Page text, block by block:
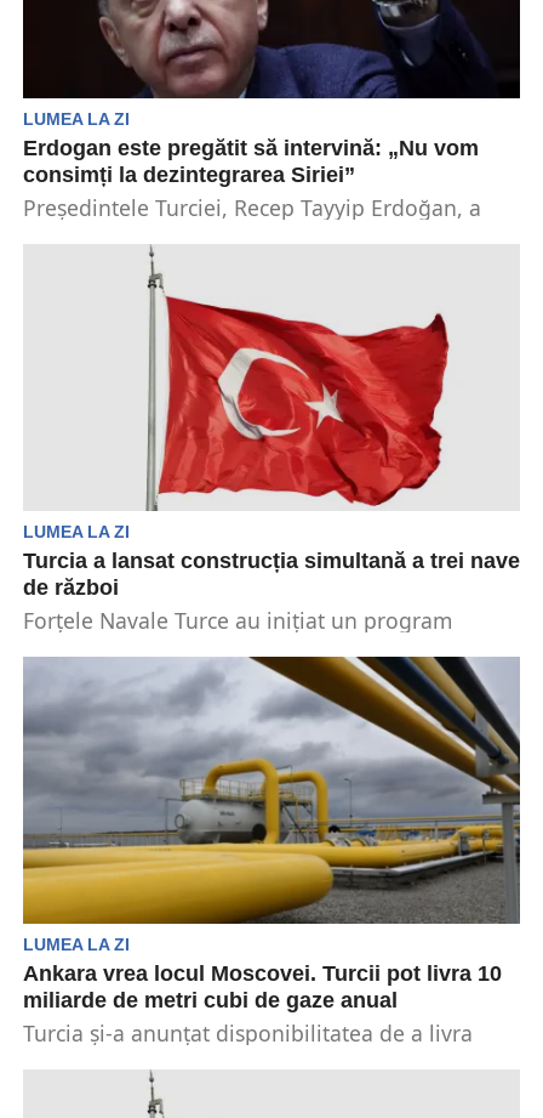
LUMEA LA ZI
Erdogan este pregătit să intervină: „Nu vom
consimți la dezintegrarea Siriei”
Președintele Turciei, Recep Tayyip Erdoğan, a
LUMEA LA ZI
Turcia a lansat construcția simultană a trei nave
de război
Forțele Navale Turce au inițiat un program
construirea simultană a...
LUMEA LA ZI
Ankara vrea locul Moscovei. Turcii pot livra 10
miliarde de metri cubi de gaze anual
Turcia și-a anunțat disponibilitatea de a livra